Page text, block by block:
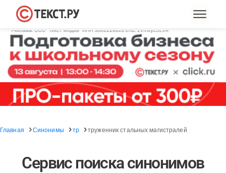
Главная Синонимы тр труженник стальных магистралей
Сервис поиска синонимов